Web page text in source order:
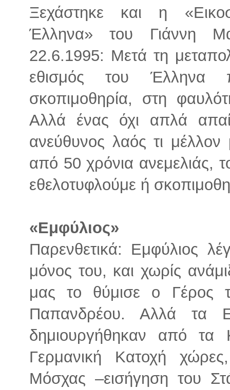
Ξεχάστηκε και η
Έλληνα» του Γιάννη
22.6.1995: Μετά τη
εθισμός του Έλληνα
σκοπιμοθηρία, στη
Αλλά ένας όχι απλά
ανεύθυνος λαός τι
από 50 χρόνια ανεμελιάς,
εθελοτυφλούμε ή
«Εμφύλιος»
Παρενθετικά: Εμφύλιος
μόνος του, και χωρίς
μας το θύμισε ο Γέρος
Παπανδρέου. Αλλά
δημιουργήθηκαν από τα
Γερμανική Κατοχή
Μόσχας –εισήγηση του